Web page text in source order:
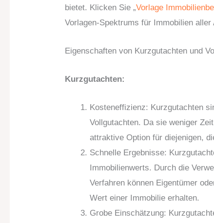
bietet. Klicken Sie „Vorlage
Vorlagen-Spektrums für Immobilien aller
Eigenschaften von Kurzgutachten und
Kurzgutachten:
Kosteneffizienz: Kurzgutachten
Vollgutachten. Da sie weniger
attraktive Option für diejenigen,
Schnelle Ergebnisse:
Immobilienwerts. Durch die
Verfahren können Eigentümer
Wert einer Immobilie erhalten.
Grobe Einschätzung: